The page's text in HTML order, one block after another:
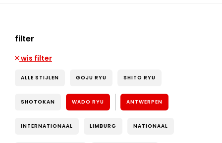
filter
wis filter
ALLE STIJLEN GOJU RYU SHITO RYU
SHOTOKAN WADO RYU ANTWERPEN
INTERNATIONAAL LIMBURG NATIONAAL